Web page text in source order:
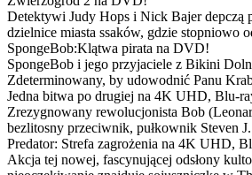
Detektywi Judy Hops i Nick Bajer depczą
dzielnice miasta ssaków, gdzie stopniowo
SpongeBob:Klątwa pirata na DVD!
SpongeBob i jego przyjaciele z Bikini
Zdeterminowany, by udowodnić Panu
Jedna bitwa po drugiej na 4K UHD, Blu-
Zrezygnowany rewolucjonista Bob
bezlitosny przeciwnik, pułkownik Steven
Predator: Strefa zagrożenia na 4K UHD,
Akcja tej nowej, fascynującej odsłony